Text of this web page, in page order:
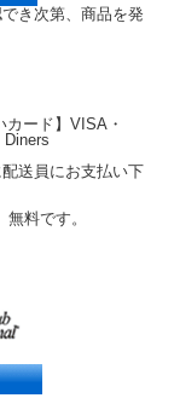
をそれぞれシートとボー
にシートを取り外した
き次第、商品を発
ード】VISA・
送員にお支払い下
料です。